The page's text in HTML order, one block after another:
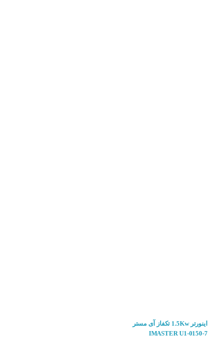
اینورتر 1.5Kw تکفاز آی مستر
IMASTER U1-0150-7